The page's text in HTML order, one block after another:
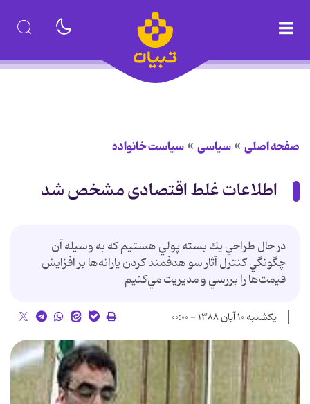
صفحه اصلی سیاسی سیاست خانواده
اطلاعات غلط اقتصادی مشخص شد
در حال طراحي يك بسته پولي هستيم كه به وسيله آن
چگونگي كنترل آثار سو هدفمند كردن يارانه‌‌ها بر افزايش
قيمت‌ها را بررسي و مديريت مي‌كنيم
یکشنبه ۱۰ آبان ۱۳۸۸ - ۰۰:۰۰